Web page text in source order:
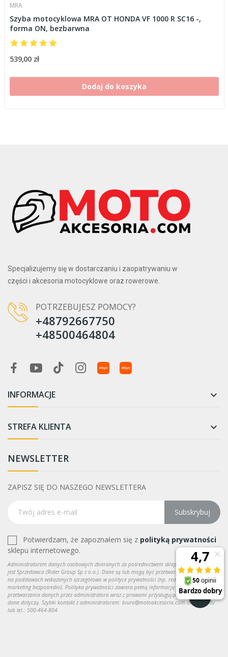
MRA
Szyba motocyklowa MRA OT HONDA VF 1000 R SC16 -,
forma ON, bezbarwna
539,00 zł
Dodaj do koszyka
Specjalizujemy się w dostarczaniu i zaopatrywaniu w
części i akcesoria motocyklowe oraz rowerowe.
POTRZEBUJESZ POMOCY?
+48792667750
+48500464804
INFORMACJE 
STREFA KLIENTA 
NEWSLETTER
ZAPISZ SIĘ DO NASZEGO NEWSLETTERA
Subskrybuj
Potwierdzam, że zapoznałem się z polityką prywatności
sklepu internetowego.
Administratorem danych osobowych zbieranych za pośrednictwem sklepu internetowego
jest Sprzedawca (Rider Group Sp z o.o.). Dane są lub mogą być przetwarzane w celach oraz
na podstawach wskazanych szczegółowo w polityce prywatności (np. realizacja umowy,
marketing bezpośredni). Polityka prywatności zawiera pełną informację na temat
przetwarzania danych przez administratora wraz z prawami przysługującymi osobie, której
dane dotyczą. Szybki kontakt z administratorem: biuro@motoakcesoria.com do kontaktu
lub tel.: 500-464-804